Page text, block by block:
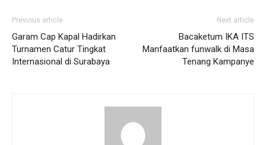
Previous article
Garam Cap Kapal Hadirkan
Turnamen Catur Tingkat
Internasional di Surabaya
Next article
Bacaketum IKA ITS
Manfaatkan funwalk di Masa
Tenang Kampanye